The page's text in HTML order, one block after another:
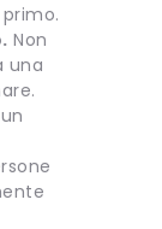
Non
una